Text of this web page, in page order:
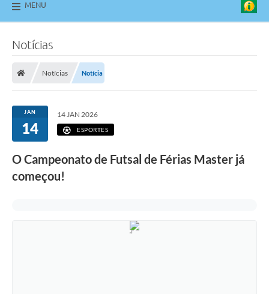
MENU
Notícias
Notícias Notícia
JAN
14
14 JAN 2026
ESPORTES
O Campeonato de Futsal de Férias Master já
começou!